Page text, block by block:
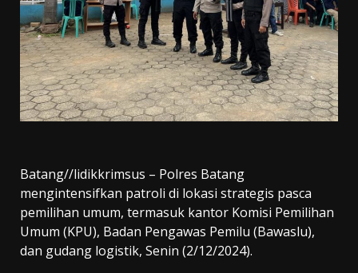
Batang//lidikkrimsus – Polres Batang
mengintensifkan patroli di lokasi strategis pasca
pemilihan umum, termasuk kantor Komisi Pemilihan
Umum (KPU), Badan Pengawas Pemilu (Bawaslu),
dan gudang logistik, Senin (2/12/2024).